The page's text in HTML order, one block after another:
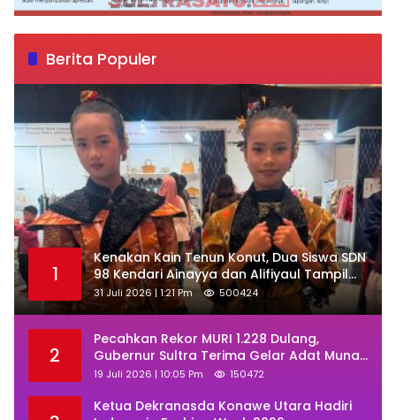
Berita Populer
1
‎Kenakan Kain Tenun Konut, Dua Siswa SDN
98 Kendari Ainayya dan Alifiyaul Tampil
Memukau di Ajang BTN Indonesia Fashion
Week 2026
31 Juli 2026 | 1:21 Pm 500424
2
Pecahkan Rekor MURI 1.228 Dulang,
Gubernur Sultra Terima Gelar Adat Muna
dan Ajak KKMM Bersinergi
19 Juli 2026 | 10:05 Pm 150472
Ketua Dekranasda Konawe Utara Hadiri